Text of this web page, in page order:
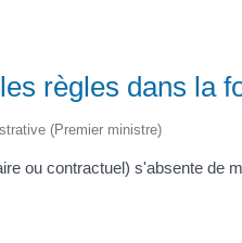
règles dans la
(Premier ministre)
ou contractuel) s'absente de